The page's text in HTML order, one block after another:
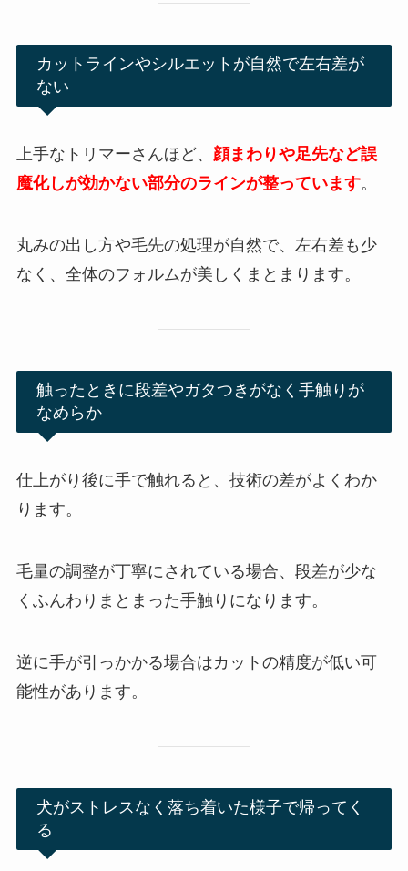
カットラインやシルエットが自然で左右差が
ない
上手なトリマーさんほど、 顔まわりや足先など誤
魔化しが効かない部分のラインが整っています。
丸みの出し方や毛先の処理が自然で、左右差も少
なく、全体のフォルムが美しくまとまります。
触ったときに段差やガタつきがなく手触りが
なめらか
仕上がり後に手で触れると、技術の差がよくわか
ります。
毛量の調整が丁寧にされている場合、段差が少な
くふんわりまとまった手触りになります。
逆に手が引っかかる場合はカットの精度が低い可
能性があります。
犬がストレスなく落ち着いた様子で帰ってく
る